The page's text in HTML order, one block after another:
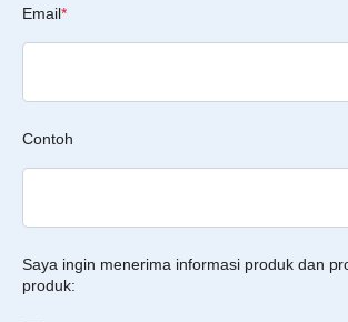
Email*
Contoh
Saya ingin menerima informasi produk dan
produk: